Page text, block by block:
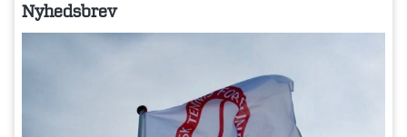
Nyhedsbrev